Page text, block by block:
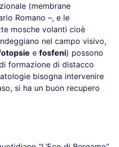
(membrane
Romano –, e le
mosche volanti cioè
nel campo visivo,
e fosfeni) possono
formazione di distacco
bisogna intervenire
si ha un buon recupero